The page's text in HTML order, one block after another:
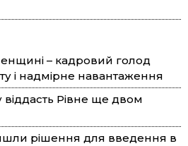
– кадровий голод
і надмірне навантаження
Рівне ще двом
рішення для введення в